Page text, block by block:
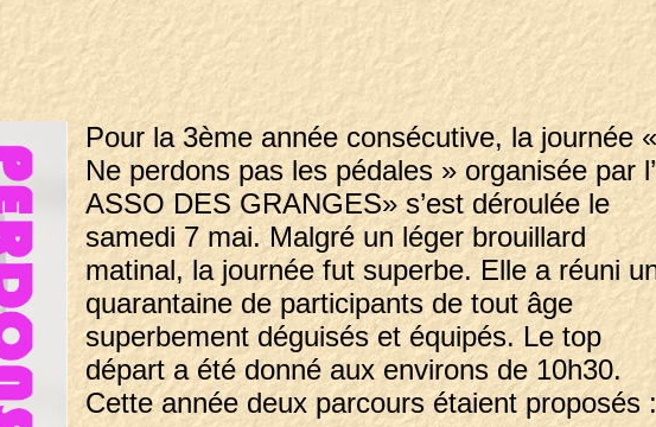
Pour la 3ème année consécutive, la journée «
Ne perdons pas les pédales » organisée par
ASSO DES GRANGES» s’est déroulée le
samedi 7 mai. Malgré un léger brouillard
matinal, la journée fut superbe. Elle a réuni
quarantaine de participants de tout âge
superbement déguisés et équipés. Le top
départ a été donné aux environs de 10h30.
Cette année deux parcours étaient proposés :